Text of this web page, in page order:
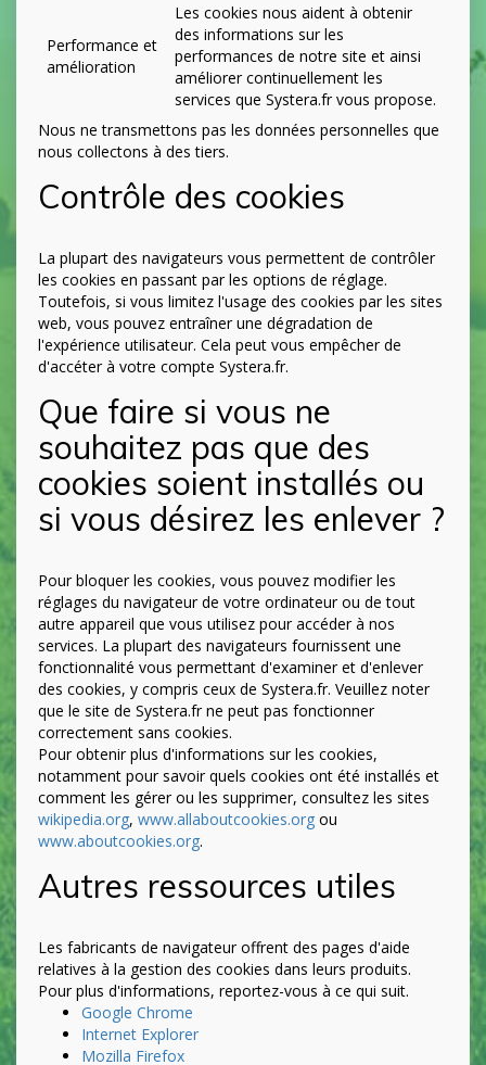
Performance et
amélioration
Les cookies nous aident à obtenir
des informations sur les
performances de notre site et ainsi
améliorer continuellement les
services que Systera.fr vous propose.
Nous ne transmettons pas les données personnelles que
nous collectons à des tiers.
Contrôle des cookies
La plupart des navigateurs vous permettent de contrôler
les cookies en passant par les options de réglage.
Toutefois, si vous limitez l'usage des cookies par les sites
web, vous pouvez entraîner une dégradation de
l'expérience utilisateur. Cela peut vous empêcher de
d'accéter à votre compte Systera.fr.
Que faire si vous ne
souhaitez pas que des
cookies soient installés ou
si vous désirez les enlever ?
Pour bloquer les cookies, vous pouvez modifier les
réglages du navigateur de votre ordinateur ou de tout
autre appareil que vous utilisez pour accéder à nos
services. La plupart des navigateurs fournissent une
fonctionnalité vous permettant d'examiner et d'enlever
des cookies, y compris ceux de Systera.fr. Veuillez noter
que le site de Systera.fr ne peut pas fonctionner
correctement sans cookies.
Pour obtenir plus d'informations sur les cookies,
notamment pour savoir quels cookies ont été installés et
comment les gérer ou les supprimer, consultez les sites
wikipedia.org, www.allaboutcookies.org ou
www.aboutcookies.org.
Autres ressources utiles
Les fabricants de navigateur offrent des pages d'aide
relatives à la gestion des cookies dans leurs produits.
Pour plus d'informations, reportez-vous à ce qui suit.
Google Chrome
Internet Explorer
Mozilla Firefox